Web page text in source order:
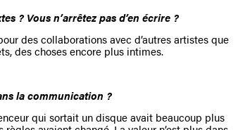
? Vous n’arrêtez pas d’en écrire ?
des collaborations avec d’autres artistes que
des choses encore plus intimes.
la communication ?
qui sortait un disque avait beaucoup plus